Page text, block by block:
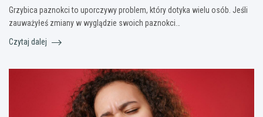
Grzybica paznokci to uporczywy problem, który dotyka wielu osób. Jeśli
zauważyłeś zmiany w wyglądzie swoich paznokci…
Czytaj dalej